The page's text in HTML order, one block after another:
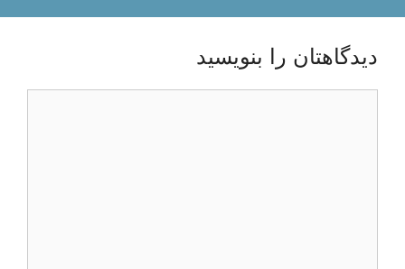
دیدگاهتان را بنویسید